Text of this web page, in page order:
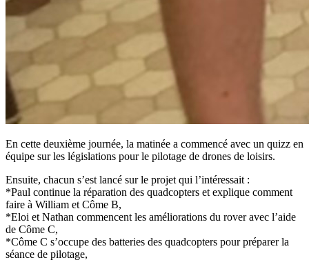
En cette deuxième journée, la matinée a commencé avec un quizz en
équipe sur les législations pour le pilotage de drones de loisirs.
Ensuite, chacun s’est lancé sur le projet qui l’intéressait :
*Paul continue la réparation des quadcopters et explique comment
faire à William et Côme B,
*Eloi et Nathan commencent les améliorations du rover avec l’aide
de Côme C,
*Côme C s’occupe des batteries des quadcopters pour préparer la
séance de pilotage,